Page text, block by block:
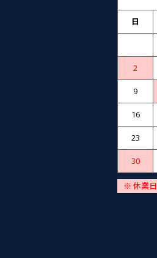
日
2
9
16
23
30
※ 休業日